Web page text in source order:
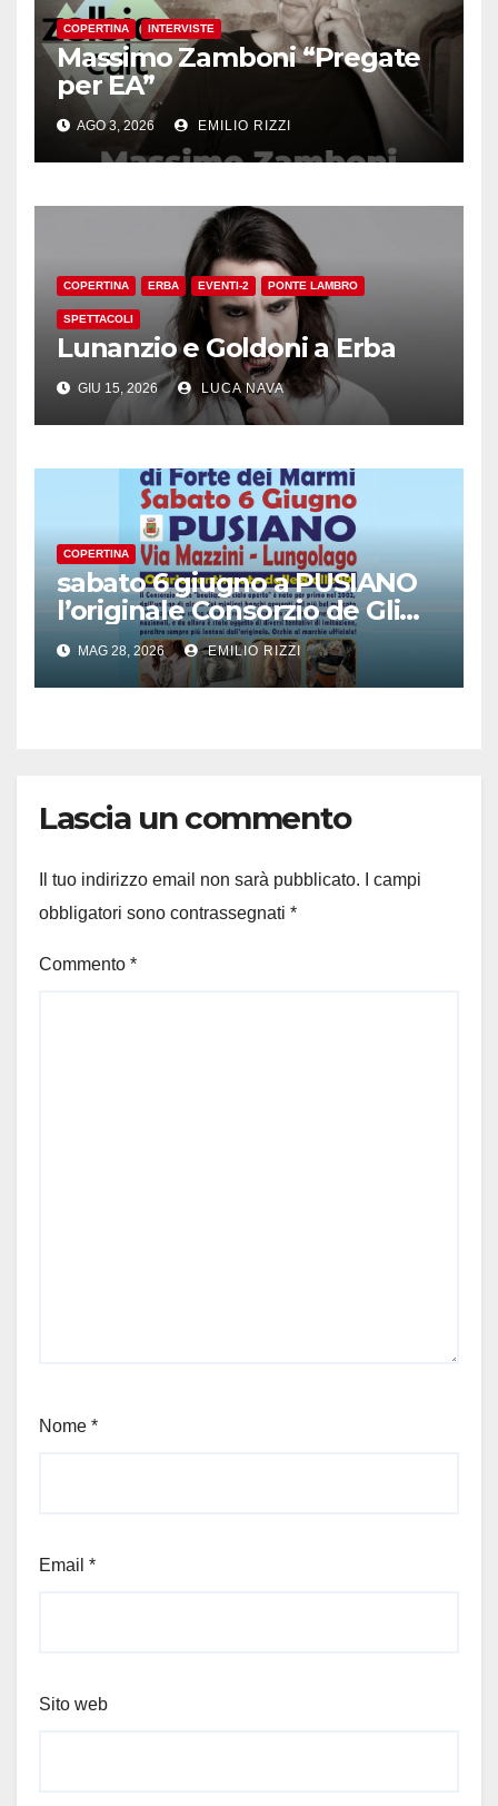
COPERTINA INTERVISTE
Massimo Zamboni “Pregate
per EA”
AGO 3, 2026 EMILIO RIZZI
COPERTINA ERBA EVENTI-2 PONTE LAMBRO
SPETTACOLI
Lunanzio e Goldoni a Erba
GIU 15, 2026 LUCA NAVA
COPERTINA
sabato 6 giugno a PUSIANO
l’originale Consorzio de Gli
Ambulanti di Forte dei
Marmi®
MAG 28, 2026 EMILIO RIZZI
Lascia un commento
Il tuo indirizzo email non sarà pubblicato.
I campi
obbligatori sono contrassegnati *
Commento *
Nome *
Email *
Sito web